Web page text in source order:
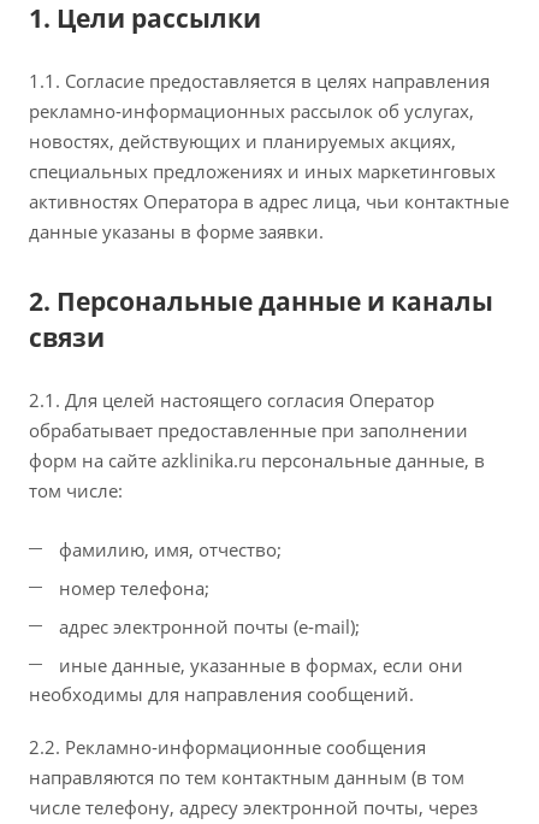
1. Цели рассылки
1.1. Согласие предоставляется в целях направления
рекламно‑информационных рассылок об услугах,
новостях, действующих и планируемых акциях,
специальных предложениях и иных маркетинговых
активностях Оператора в адрес лица, чьи контактные
данные указаны в форме заявки.
2. Персональные данные и каналы
связи
2.1. Для целей настоящего согласия Оператор
обрабатывает предоставленные при заполнении
форм на сайте azklinika.ru персональные данные, в
том числе:
фамилию, имя, отчество;
номер телефона;
адрес электронной почты (e‑mail);
иные данные, указанные в формах, если они
необходимы для направления сообщений.
2.2. Рекламно‑информационные сообщения
направляются по тем контактным данным (в том
числе телефону, адресу электронной почты, через